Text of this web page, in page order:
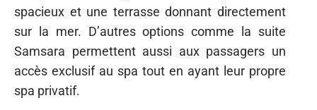
spacieux et une terrasse donnant directement
sur la mer. D’autres options comme la suite
Samsara permettent aussi aux passagers un
accès exclusif au spa tout en ayant leur propre
spa privatif.